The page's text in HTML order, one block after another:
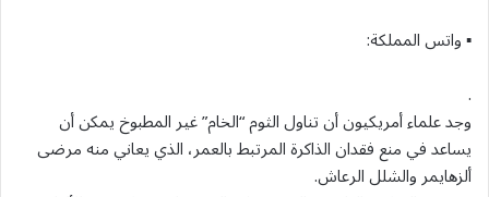
▪ واتس المملكة:
.
وجد علماء أمريكيون أن تناول الثوم “الخام” غير المطبوخ يمكن أن
يساعد في منع فقدان الذاكرة المرتبط بالعمر، الذي يعاني منه مرضى
ألزهايمر والشلل الرعاش.